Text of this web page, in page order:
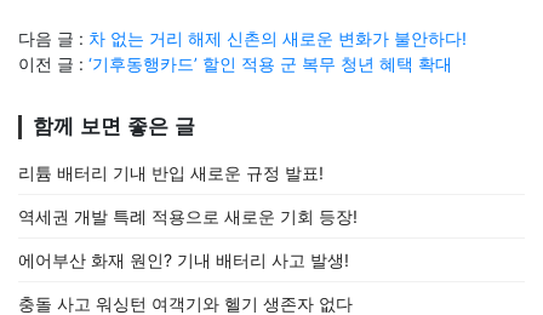
다음 글 : 차 없는 거리 해제 신촌의 새로운 변화가 불안하다!
이전 글 : ‘기후동행카드’ 할인 적용 군 복무 청년 혜택 확대
함께 보면 좋은 글
리튬 배터리 기내 반입 새로운 규정 발표!
역세권 개발 특례 적용으로 새로운 기회 등장!
에어부산 화재 원인? 기내 배터리 사고 발생!
충돌 사고 워싱턴 여객기와 헬기 생존자 없다